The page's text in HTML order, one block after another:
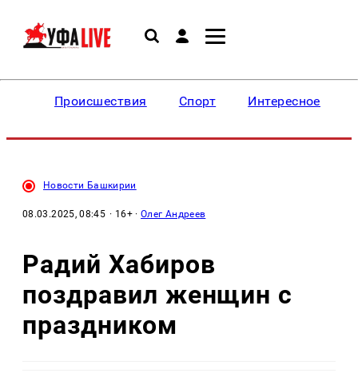
Происшествия Спорт Интересное
Новости Башкирии
08.03.2025, 08:45 · 16+ ·Олег Андреев
Радий Хабиров
поздравил женщин с
праздником